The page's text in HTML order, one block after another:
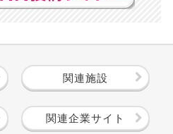
関連施設
関連企業サイト